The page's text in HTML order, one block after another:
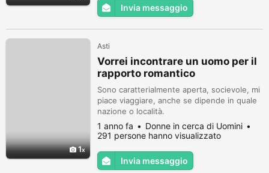
Invia messaggio
1
Asti
Vorrei incontrare un uomo per il
rapporto romantico
Sono caratterialmente aperta, socievole, mi
piace viaggiare, anche se dipende in quale
nazione o località.
1 anno fa
Donne in cerca di Uomini
291 persone hanno visualizzato
Invia messaggio